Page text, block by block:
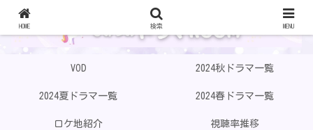
VOD 2024秋ドラマ一覧
2024夏ドラマ一覧 2024春ドラマ一覧
ロケ地紹介 視聴率推移
HOME 検索 MENU